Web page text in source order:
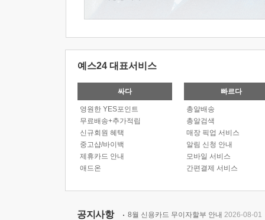
예스24 대표서비스
싸다
영원한 YES포인트
무료배송+추가적립
신규회원 혜택
중고샵/바이백
제휴카드 안내
애드온
빠르다
총알배송
총알검색
매장 픽업 서비스
알림 신청 안내
모바일 서비스
간편결제 서비스
공지사항 8월 신용카드 무이자할부 안내 2026-08-01